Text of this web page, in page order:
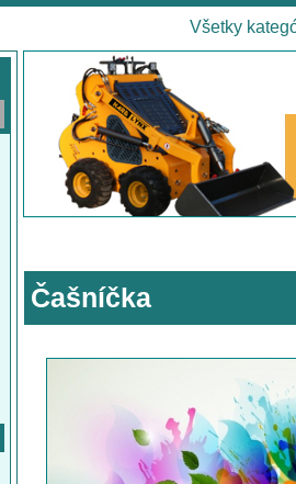
Všetky
Čašníčka